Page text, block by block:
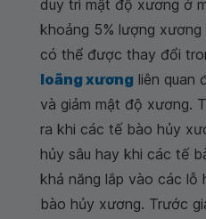
duy trì mật độ xương ở
khoảng 5% lượng
có thể được thay đổi
loãng xương liên quan
và giảm mật độ xương.
ra khi các tế bào hủy
hủy sâu hay khi các tế
khả năng lắp vào các
bào hủy xương. Trước